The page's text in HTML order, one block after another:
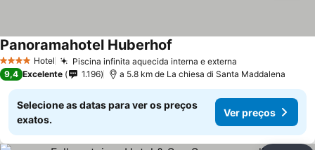
4 EstrelasHotel Piscina infinita aquecida interna e externa
Panoramahotel Huberhof
9,4 Excelente 1.196 a 5.8 km de La chiesa di Santa Maddalena
Selecione as datas para ver os preços
exatos.
Ver preços